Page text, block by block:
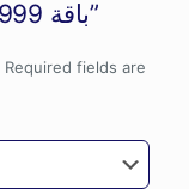
Be the first to review “باقة 44.999”
Required fields are